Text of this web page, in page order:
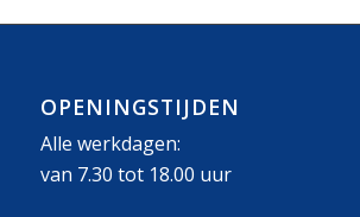
OPENINGSTIJDEN
Alle werkdagen:
van 7.30 tot 18.00 uur